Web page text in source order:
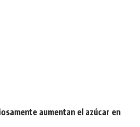
aumentan el azúcar en